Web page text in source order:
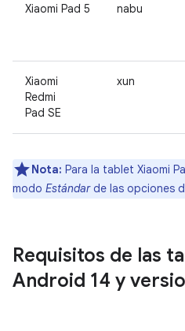
Xiaomi Pad 5 nabu
Xiaomi
Redmi
Pad SE
xun
Nota: Para la tablet Xiaomi
modo Estándarde las opciones
Requisitos de las
Android 14 y